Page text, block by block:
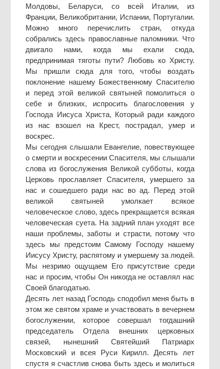
Молдовы, Беларуси, со всей Италии, из
Франции, Великобритании, Испании, Португалии.
Можно много перечислить стран, откуда
собрались здесь православные паломники. Что
двигало нами, когда мы ехали сюда,
предпринимая тяготы пути? Любовь ко Христу.
Мы пришли сюда для того, чтобы воздать
поклонение нашему Божественному Спасителю
и перед этой великой святыней помолиться о
себе и близких, испросить благословения у
Господа Иисуса Христа, Который ради каждого
из нас взошел на Крест, пострадал, умер и
воскрес.
Мы сегодня слышали Евангелие, повествующее
о смерти и воскресении Спасителя, мы слышали
слова из богослужения Великой субботы, когда
Церковь прославляет Спасителя, умершего за
нас и сошедшего ради нас во ад. Перед этой
великой святыней умолкает всякое
человеческое слово, здесь прекращается всякая
человеческая суета. На задний план уходят все
наши проблемы, заботы и страсти, потому что
здесь мы предстоим Самому Господу нашему
Иисусу Христу, распятому и умершему за людей.
Мы незримо ощущаем Его присутствие среди
нас и просим, чтобы Он никогда не оставлял нас
Своей благодатью.
Десять лет назад Господь сподобил меня быть в
этом же святом храме и участвовать в вечернем
богослужении, которое совершал тогдашний
председатель Отдела внешних церковных
связей, нынешний Святейший Патриарх
Московский и всея Руси Кирилл. Десять лет
спустя я счастлив снова быть здесь и молиться